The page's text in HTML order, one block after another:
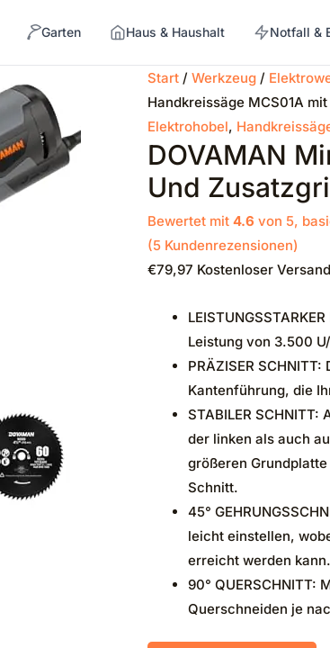
Garten Haus & Haushalt Notfall &
→
Start/ Werkzeug/
Handkreissäge MCS01A
Elektrohobel,
DOVAMAN
Und
Bewertet mit 4.6 von 5,
(5Kundenrezensionen)
€79,97 Kostenloser Versand
Leistung von 3.500
PRÄZISER
Kantenführung, die
STABILER
der linken als auch
größeren
Schnitt.
45°
leicht einstellen,
erreicht werden kann.
90°
Querschneiden je